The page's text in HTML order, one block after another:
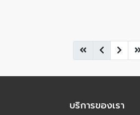
บริการของเรา